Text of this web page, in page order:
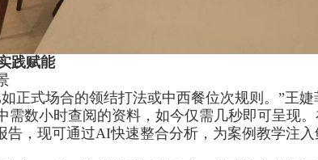
践赋能
正式场合的领结打法或中西餐位次规则。”王
数小时查阅的资料，如今仅需几秒即可呈现。
告，现可通过AI快速整合分析，为案例教学注入